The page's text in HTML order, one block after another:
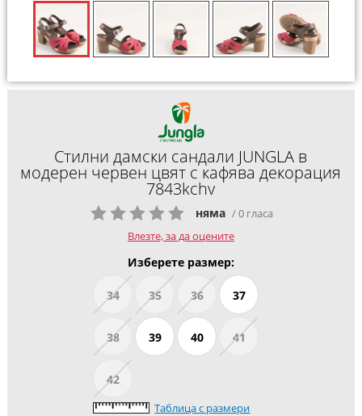
Стилни дамски сандали JUNGLA в
модерен червен цвят с кафява декорация
7843kchv
няма / 0 гласа
Влезте, за да оцените
Изберете размер:
34 35 36 37
38 39 40 41
42
Таблица с размери